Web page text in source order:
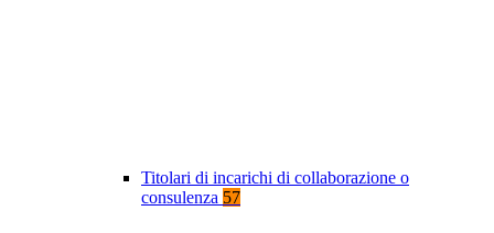
Titolari di incarichi di collaborazione o
consulenza 57